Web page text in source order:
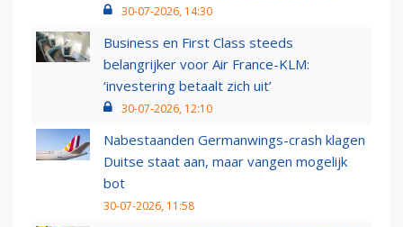
30-07-2026, 14:30
Business en First Class steeds
belangrijker voor Air France-KLM:
‘investering betaalt zich uit’
30-07-2026, 12:10
Nabestaanden Germanwings-crash klagen
Duitse staat aan, maar vangen mogelijk
bot
30-07-2026, 11:58